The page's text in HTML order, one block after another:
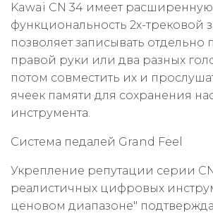
Kawai CN 34 имеет расширенную
функциональность 2х-трековой
позволяет записывать отдельно
правой руки или два разных
потом совместить их и
ячеек памяти для сохранения
инструмента.
Система педалей Grand Feel
Укрепление репутации серии
реалистичных цифровых
ценовом диапазоне"